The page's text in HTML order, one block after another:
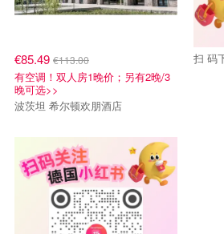
€85.49 €113.00
有空调！双人房1晚价；另有2晚/3
晚可选>>
波茨坦 希尔顿欢朋酒店
扫 码